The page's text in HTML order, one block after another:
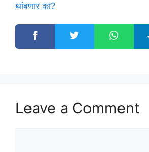
थांबणार का?
Leave a Comment